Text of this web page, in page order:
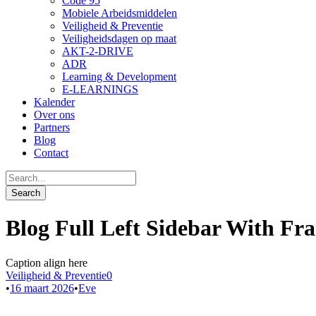
Mobiele Arbeidsmiddelen
Veiligheid & Preventie
Veiligheidsdagen op maat
AKT-2-DRIVE
ADR
Learning & Development
E-LEARNINGS
Kalender
Over ons
Partners
Blog
Contact
Blog Full Left Sidebar With
Caption align here
Veiligheid & Preventie0
•16 maart 2026•Eve